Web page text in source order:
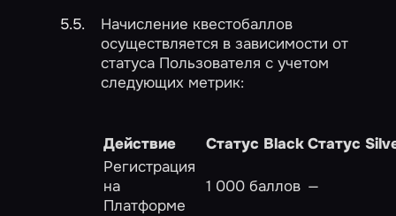
Начисление квестобаллов
осуществляется в зависимости от
статуса Пользователя с учетом
следующих метрик:
Действие Статус Black Статус
Регистрация
на
Платформе
1 000 баллов —